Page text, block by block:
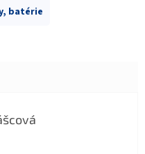
batérie
5 z 5 hviezdičiek.